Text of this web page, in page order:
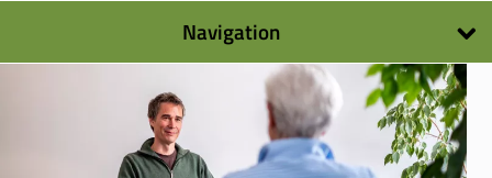
überspringen
Navigation